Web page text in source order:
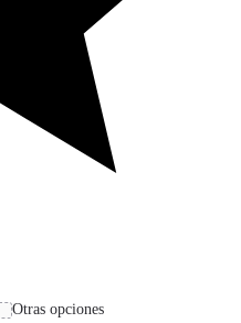
Otras opciones